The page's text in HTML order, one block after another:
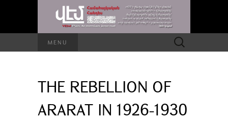
MENU
Search
for:
THE REBELLION OF
ARARAT IN 1926-1930